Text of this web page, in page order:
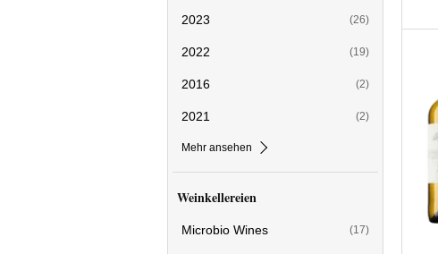
2023 (26)
2022 (19)
2016 (2)
2021 (2)
Mehr ansehen
Weinkellereien
Microbio Wines (17)